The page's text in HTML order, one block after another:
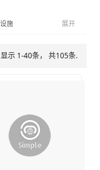
施
展开
显示 1-40条， 共105条.